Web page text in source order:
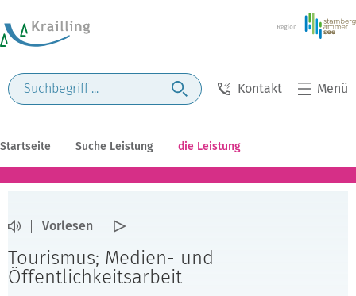
Kontakt Menü
Startseite Suche Leistung die Leistung
Vorlesen
Tourismus; Medien- und
Öffentlichkeitsarbeit